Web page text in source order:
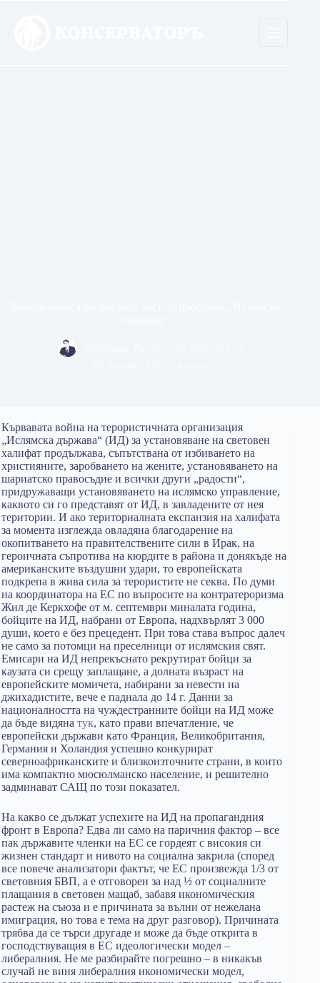
Кървавата война на терористичната организация
„Ислямска държава“ (ИД) за установяване на световен
халифат продължава, съпътствaна от избиването на
християните, заробването на жените, установяването на
шариатско правосъдие и всички други „радости“,
придружаващи установяването на ислямско управление,
каквото си го представят от ИД, в завладените от нея
територии. И ако териториалната експанзия на халифата
за момента изглежда овладяна благодарение на
окопитването на правителствените сили в Ирак, на
героичната съпротива на кюрдите в района и донякъде на
американските въздушни удари, то европейската
подкрепа в жива сила за терористите не секва. По думи
на координатора на ЕС по въпросите на контратероризма
Жил де Керкхофе от м. септември миналата година,
бойците на ИД, набрани от Европа, надхвърлят 3 000
души, което е без прецедент. При това става въпрос далеч
не само за потомци на преселници от ислямския свят.
Емисари на ИД непрекъснато рекрутират бойци за
каузата си срещу заплащане, а долната възраст на
европейските момичета, набирани за невести на
джихадистите, вече е паднала до 14 г. Данни за
националността на чуждестранните бойци на ИД може
да бъде видяна тук, като прави впечатление, че
европейски държави като Франция, Великобритания,
Германия и Холандия успешно конкурират
северноафриканските и близкоизточните страни, в които
има компактно мюсюлманско население, и решително
задминават САЩ по този показател.
На какво се дължат успехите на ИД на пропагандния
фронт в Европа? Едва ли само на паричния фактор – все
пак държавите членки на ЕС се гордеят с високия си
жизнен стандарт и нивото на социална закрила (според
все повече анализатори фактът, че ЕС произвежда 1/3 от
световния БВП, а е отговорен за над ½ от социалните
плащания в световен мащаб, забавя икономическия
растеж на съюза и е причината за вълни от нежелана
имиграция, но това е тема на друг разговор). Причината
трябва да се търси другаде и може да бъде открита в
господствуващия в ЕС идеологически модел –
либералния. Не ме разбирайте погрешно – в никакъв
случай не виня либералния икономически модел,